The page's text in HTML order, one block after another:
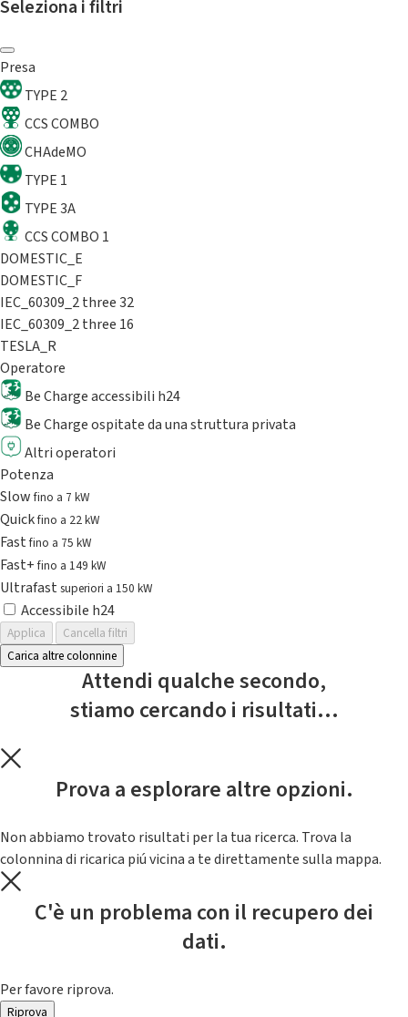
Seleziona i filtri
Presa
TYPE 2
CCS COMBO
CHAdeMO
TYPE 1
TYPE 3A
CCS COMBO 1
DOMESTIC_E
DOMESTIC_F
IEC_60309_2 three 32
IEC_60309_2 three 16
TESLA_R
Operatore
Be Charge accessibili h24
Be Charge ospitate da una struttura privata
Altri operatori
Potenza
Slowfino a 7 kW
Quickfino a 22 kW
Fastfino a 75 kW
Fast+fino a 149 kW
Ultrafast superiori a 150 kW
Accessibile h24
Applica
Cancella filtri
Carica altre colonnine
Attendi qualche secondo,
stiamo cercando i risultati...
Prova a esplorare altre opzioni.
Non abbiamo trovato risultati per la tua ricerca. Trova la
colonnina di ricarica piú vicina a te direttamente sulla mappa.
C'è un problema con il recupero dei
dati.
Per favore riprova.
Riprova